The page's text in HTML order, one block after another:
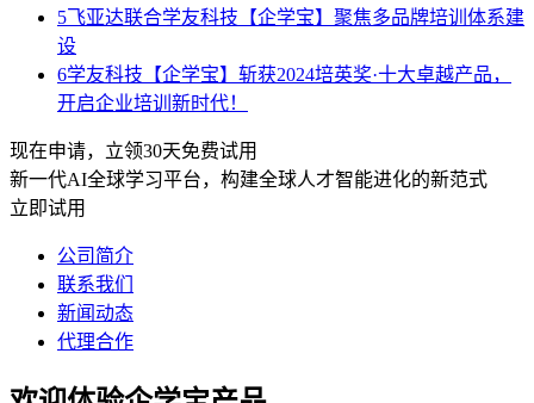
5飞亚达联合学友科技【企学宝】聚焦多品牌培训体系建
设
6学友科技【企学宝】斩获2024培英奖·十大卓越产品，
开启企业培训新时代！
现在申请，立领30天免费试用
新一代AI全球学习平台，构建全球人才智能进化的新范式
立即试用
公司简介
联系我们
新闻动态
代理合作